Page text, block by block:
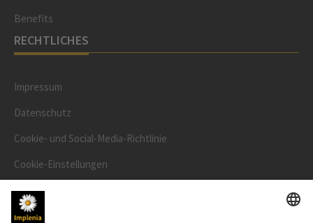
Benefits
RECHTLICHES
Impressum
Datenschutz
Cookie- und Social-Media-Richtlinie
Cookie-Einstellungen
Speak Up Line
AKTIENKURS